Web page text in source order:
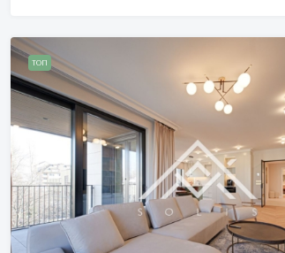
ТОП